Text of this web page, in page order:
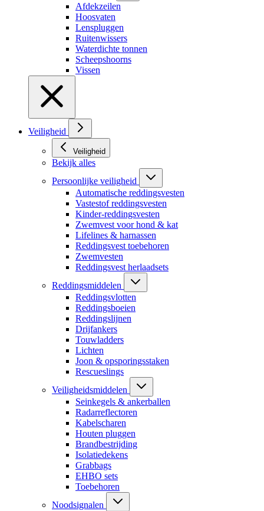
Afdekzeilen
Hoosvaten
Lenspluggen
Ruitenwissers
Waterdichte tonnen
Scheepshoorns
Vissen
Veiligheid
Veiligheid
Bekijk alles
Persoonlijke veiligheid
Automatische reddingsvesten
Vastestof reddingsvesten
Kinder-reddingsvesten
Zwemvest voor hond & kat
Lifelines & harnassen
Reddingsvest toebehoren
Zwemvesten
Reddingsvest herlaadsets
Reddingsmiddelen
Reddingsvlotten
Reddingsboeien
Reddingslijnen
Drijfankers
Touwladders
Lichten
Joon & opsporingsstaken
Rescueslings
Veiligheidsmiddelen
Seinkegels & ankerballen
Radarreflectoren
Kabelscharen
Houten pluggen
Brandbestrijding
Isolatiedekens
Grabbags
EHBO sets
Toebehoren
Noodsignalen